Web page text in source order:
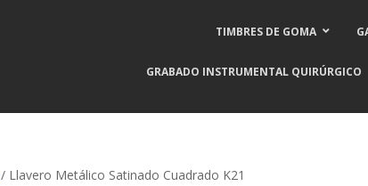
TIMBRES DE GOMA
GRABADO INSTRUMENTAL QUIRÚRGICO
/ Llavero Metálico Satinado Cuadrado K21